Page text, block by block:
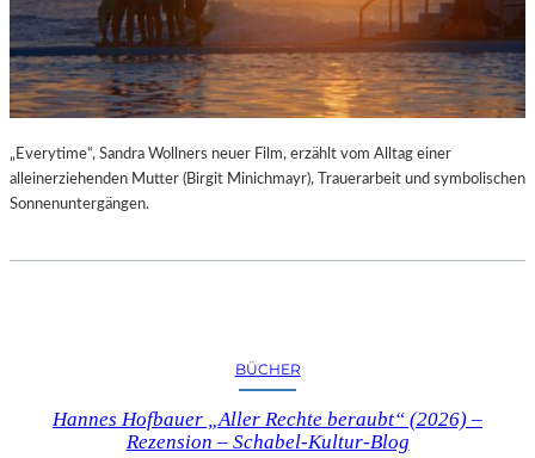
„Everytime“, Sandra Wollners neuer Film, erzählt vom Alltag einer
alleinerziehenden Mutter (Birgit Minichmayr), Trauerarbeit und symbolischen
Sonnenuntergängen.
BÜCHER
Hannes Hofbauer „Aller Rechte beraubt“ (2026) –
Rezension – Schabel-Kultur-Blog